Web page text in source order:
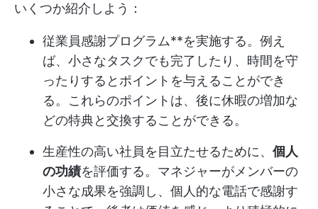
いくつか紹介しよう：
従業員感謝プログラム**を実施する。例え
ば、小さなタスクでも完了したり、時間を守
ったりするとポイントを与えることができ
る。これらのポイントは、後に休暇の増加な
どの特典と交換することができる。
生産性の高い社員を目立たせるために、 個人
の功績を評価する。マネジャーがメンバーの
小さな成果を強調し、個人的な電話で感謝す